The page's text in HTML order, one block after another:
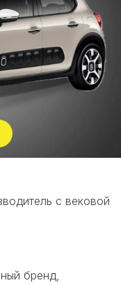
с вековой
бренд,